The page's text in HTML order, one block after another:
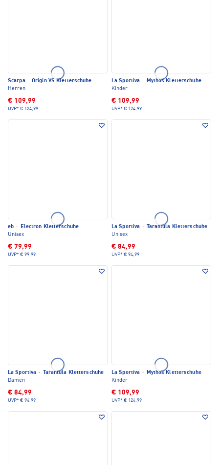
Scarpa · Origin VS Kletterschuhe
Herren
€ 109,99
UVP* € 124,99
La Sportiva ·
Mythos Kletterschuhe
Kinder
€ 109,99
UVP* € 124,99
eb ·
Electron Kletterschuhe
Unisex
€ 79,99
UVP* € 99,99
La Sportiva ·
Tarantula Kletterschuhe
Unisex
€ 84,99
UVP* € 94,99
La Sportiva ·
Tarantula Kletterschuhe
Damen
€ 84,99
UVP* € 94,99
La Sportiva ·
Mythos Kletterschuhe
Kinder
€ 109,99
UVP* € 124,99